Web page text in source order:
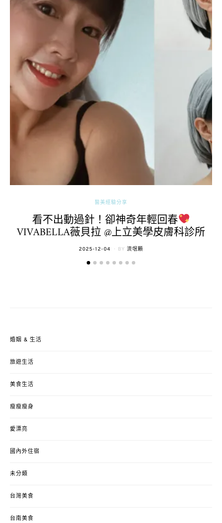
醫美經驗分享
看不出動過針！卻神奇年輕回春
VIVABELLA薇貝拉 @上立美學皮膚科診所
POSTED
2025-12-04 BY 流氓顆
婚姻 & 生活
旅遊生活
美食生活
瘦瘦瘦身
愛漂亮
國內外住宿
未分類
台灣美食
台南美食